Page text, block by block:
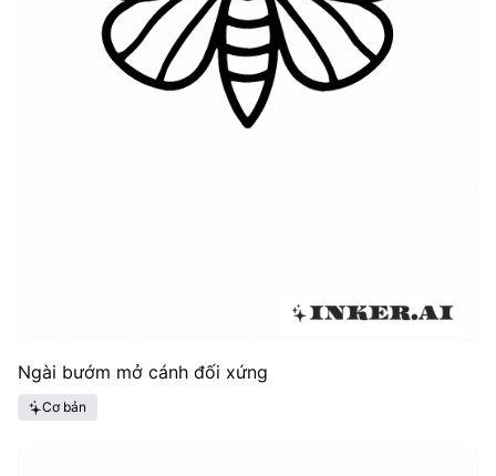
Ngài bướm mở cánh đối xứng
Cơ bản